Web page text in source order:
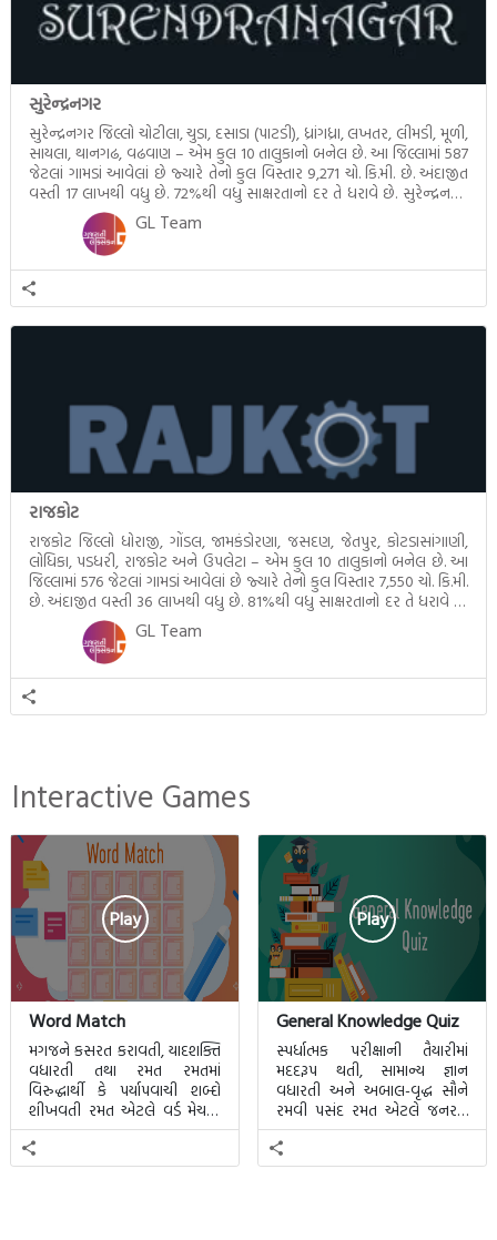
સુરેન્દ્રનગર
સુરેન્દ્રનગર જિલ્લો ચોટીલા, ચુડા, દસાડા (પાટડી), ધ્રાંગધ્રા, લખતર, લીમડી, મૂળી,
સાયલા, થાનગઢ, વઢવાણ – એમ કુલ 10 તાલુકાનો બનેલ છે. આ જિલ્લામાં 587
જેટલાં ગામડાં આવેલાં છે જ્યારે તેનો કુલ વિસ્તાર 9,271 ચો. કિ.મી. છે. અંદાજીત
વસ્તી 17 લાખથી વધુ છે. 72%થી વધુ સાક્ષરતાનો દર તે ધરાવે છે. સુરેન્દ્રનગર
સૂતરના વેપારનું મથક છે. આ જિલ્લામાં […]
GL Team
રાજકોટ
રાજકોટ જિલ્લો ધોરાજી, ગોંડલ, જામકંડોરણા, જસદણ, જેતપુર, કોટડાસાંગાણી,
લોધિકા, પડધરી, રાજકોટ અને ઉપલેટા – એમ કુલ 10 તાલુકાનો બનેલ છે. આ
જિલ્લામાં 576 જેટલાં ગામડાં આવેલાં છે જ્યારે તેનો કુલ વિસ્તાર 7,550 ચો. કિ.મી.
છે. અંદાજીત વસ્તી 36 લાખથી વધુ છે. 81%થી વધુ સાક્ષરતાનો દર તે ધરાવે છે.
ગાંધીજીના બાળપણ સાથે સંકળાયેલ રાજકોટમાં સૌરાષ્ટ્રનો સાંસ્કૃતિક […]
GL Team
Interactive Games
Play
Word Match
મગજને કસરત કરાવતી, યાદશક્તિ
વધારતી તથા રમત રમતમાં
વિરુદ્ધાર્થી કે પર્યાપવાચી શબ્દો
શીખવતી રમત એટલે વર્ડ મેચમાં.
આ રમતમાં 20 બ્લોક પાછળ 20
શબ્દો છુપાયેલા હશે.
Play
General Knowledge Quiz
સ્પર્ધાત્મક પરીક્ષાની તૈયારીમાં
મદદરૂપ થતી, સામાન્ય જ્ઞાન
વધારતી અને અબાલ-વૃદ્ધ સૌને
રમવી પસંદ રમત એટલે જનરલ
નોલેજ ક્વિઝ.